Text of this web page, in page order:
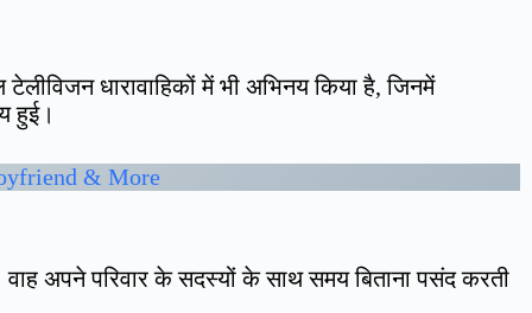
धारावाहिकों में भी अभिनय किया है, जिनमें
हुई।
& More
अपने परिवार के सदस्यों के साथ समय बिताना पसंद करती